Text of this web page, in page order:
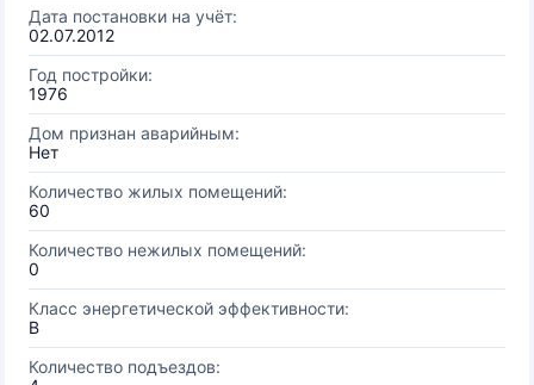
Дата постановки на учёт:
02.07.2012
Год постройки:
1976
Дом признан аварийным:
Нет
Количество жилых помещений:
60
Количество нежилых помещений:
0
Класс энергетической эффективности:
B
Количество подъездов: